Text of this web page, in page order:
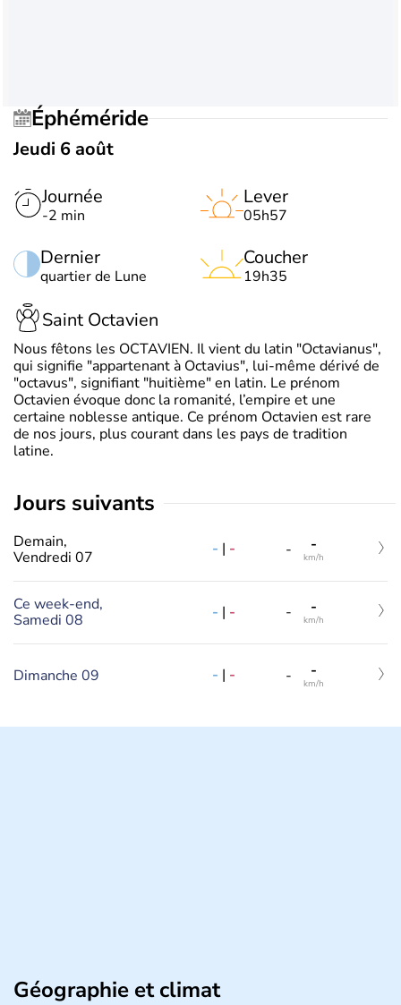
Éphéméride
Jeudi 6 août
Journée
-2 min
Dernier
quartier de Lune
Lever
05h57
Coucher
19h35
Saint Octavien
Nous fêtons les OCTAVIEN. Il vient du latin "Octavianus",
qui signifie "appartenant à Octavius", lui-même dérivé de
"octavus", signifiant "huitième" en latin. Le prénom
Octavien évoque donc la romanité, l’empire et une
certaine noblesse antique. Ce prénom Octavien est rare
de nos jours, plus courant dans les pays de tradition
latine.
jours suivants
Demain,
Vendredi 07
- | - - -
km/h
Ce week-end,
Samedi 08
- | - - -
km/h
Dimanche 09 - | - - -
km/h
Géographie et climat